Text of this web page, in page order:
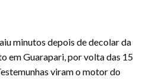
minutos depois de decolar da
em Guarapari, por volta das 15
viram o motor do